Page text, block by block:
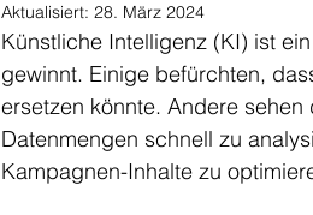
Aktualisiert: 28. März 2024
Künstliche Intelligenz (KI) ist
gewinnt. Einige befürchten,
ersetzen könnte. Andere
Datenmengen schnell zu
Kampagnen-Inhalte zu